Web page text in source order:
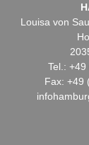
Louisa von
Tel.:
Fax: +49